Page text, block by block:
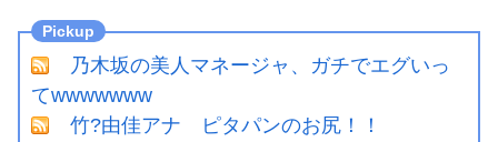
乃木坂の美人マネージャ、ガチでエグいっ
てwwwwwww
竹?由佳アナ ピタパンのお尻！！